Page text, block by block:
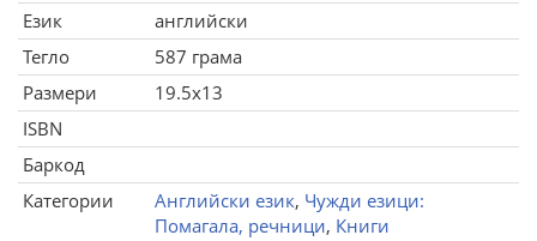
Език
английски
Тегло
587 грама
Размери
19.5x13
ISBN
Баркод
Категории
Английски език, Чужди езици:
Помагала, речници, Книги